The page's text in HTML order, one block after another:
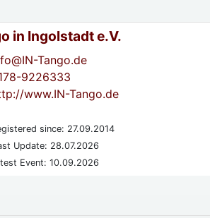
in Ingolstadt e.V.
Tango.de
9226333
www.IN-Tango.de
since: 27.09.2014
Update: 28.07.2026
Event: 10.09.2026